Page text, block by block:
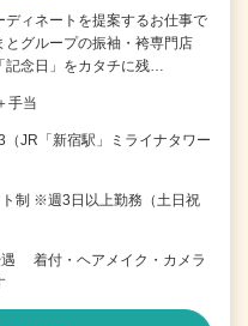
ィネートを提案するお仕事で
グループの振袖・袴専門店
記念日」をカタチに残…
手当
JR「新宿駅」ミライナタワー
制 ※週3日以上勤務（土日祝
着付・ヘアメイク・カメラ